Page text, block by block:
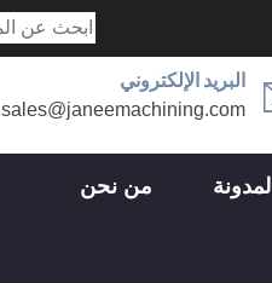
البريد الإلكتروني
sales@janeemachining.com
المدونة من نحن